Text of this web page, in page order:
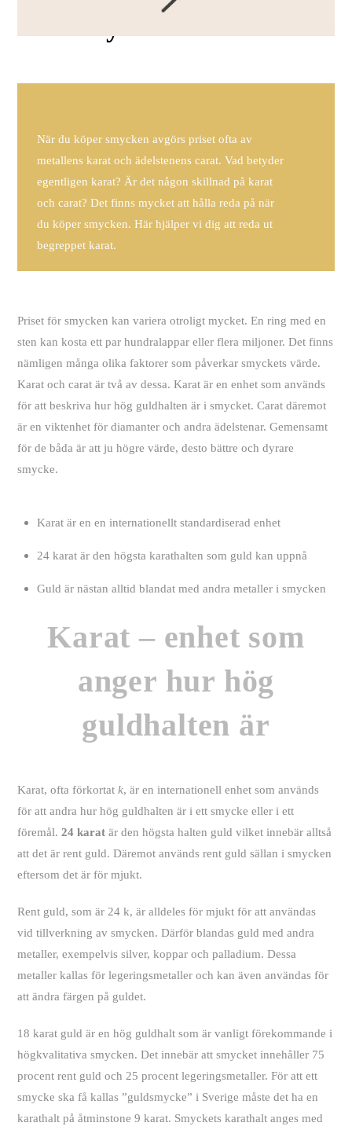
När du köper smycken avgörs priset ofta av
metallens karat och ädelstenens carat. Vad betyder
egentligen karat? Är det någon skillnad på karat
och carat? Det finns mycket att hålla reda på när
du köper smycken. Här hjälper vi dig att reda ut
begreppet karat.
Priset för smycken kan variera otroligt mycket. En ring med en
sten kan kosta ett par hundralappar eller flera miljoner. Det finns
nämligen många olika faktorer som påverkar smyckets värde.
Karat och carat är två av dessa. Karat är en enhet som används
för att beskriva hur hög guldhalten är i smycket. Carat däremot
är en viktenhet för diamanter och andra ädelstenar. Gemensamt
för de båda är att ju högre värde, desto bättre och dyrare
smycke.
Karat är en en internationellt standardiserad enhet
24 karat är den högsta karathalten som guld kan uppnå
Guld är nästan alltid blandat med andra metaller i smycken
Karat – enhet som
anger hur hög
guldhalten är
Karat, ofta förkortatk, är en internationell enhet som används
för att andra hur hög guldhalten är i ett smycke eller i ett
föremål.24 karat är den högsta halten guld vilket innebär alltså
att det är rent guld. Däremot används rent guld sällan i smycken
eftersom det är för mjukt.
Rent guld, som är 24 k, är alldeles för mjukt för att användas
vid tillverkning av smycken. Därför blandas guld med andra
metaller, exempelvis silver, koppar och palladium. Dessa
metaller kallas för legeringsmetaller och kan även användas för
att ändra färgen på guldet.
18 karat guld är en hög guldhalt som är vanligt förekommande i
högkvalitativa smycken. Det innebär att smycket innehåller 75
procent rent guld och 25 procent legeringsmetaller. För att ett
smycke ska få kallas ”guldsmycke” i Sverige måste det ha en
karathalt på åtminstone 9 karat. Smyckets karathalt anges med